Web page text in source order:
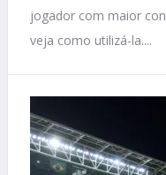
jogador com maior
veja como utilizá-la....